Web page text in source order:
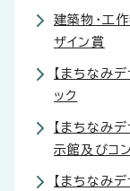
建築物・工
ザイン賞
【まちなみ
ック
【まちなみ
示館及びコ
【まちなみ